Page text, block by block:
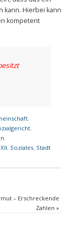
kann. Hierbei kann
kompetent
,
,
,
, Soziales, Stadt
– Erschreckende
Zahlen»